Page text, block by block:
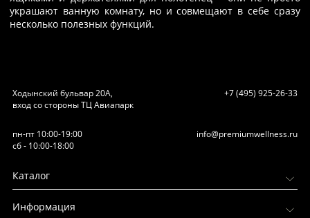
украшают ванную комнату, но и совмещают в себе сразу
несколько полезных функций.
Ходынский бульвар 20А,
вход со стороны ТЦ Авиапарк
+7 (495) 925-26-33
пн-пт 10:00-19:00
сб - 10:00-18:00
info@premiumwellness.ru
Каталог
Информация